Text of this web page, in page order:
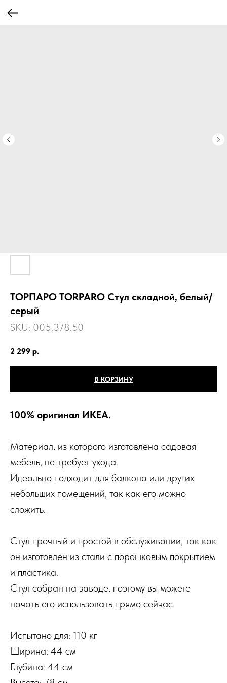
ТОРПАРО TORPARO Стул складной, белый/
серый
SKU: 005.378.50
2 299 р.
В КОРЗИНУ
100% оригинал ИКЕА.
Материал, из которого изготовлена садовая
мебель, не требует ухода.
Идеально подходит для балкона или других
небольших помещений, так как его можно
сложить.
Стул прочный и простой в обслуживании, так как
он изготовлен из стали с порошковым покрытием
и пластика.
Стул собран на заводе, поэтому вы можете
начать его использовать прямо сейчас.
Испытано для: 110 кг
Ширина: 44 см
Глубина: 44 см